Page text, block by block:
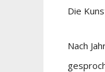
Die
Nach